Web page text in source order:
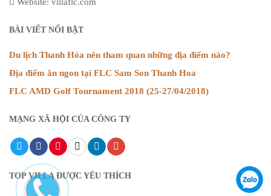
BÀI VIẾT NỔI BẬT
Du lịch Thanh Hóa nên tham quan những địa điểm nào?
Địa điểm ăn ngon tại FLC Sam Son Thanh Hoa
FLC AMD Golf Tournament 2018 (25-27/04/2018)
MẠNG XÃ HỘI CỦA CÔNG TY
TOP VILLA ĐƯỢC YÊU THÍCH